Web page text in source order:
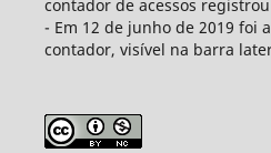
contador de acessos
- Em 12 de junho de 2019 foi
contador, visível na barra